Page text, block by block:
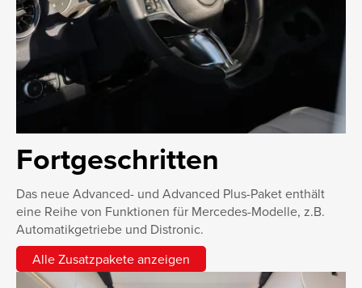
Fortgeschritten
Das neue Advanced- und Advanced Plus-Paket enthält
eine Reihe von Funktionen für Mercedes-Modelle, z.B.
Automatikgetriebe und Distronic.
Alle Zusatzpakete anzeigen